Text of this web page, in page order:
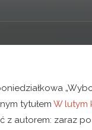
tytułem W lutym
z autorem: zaraz